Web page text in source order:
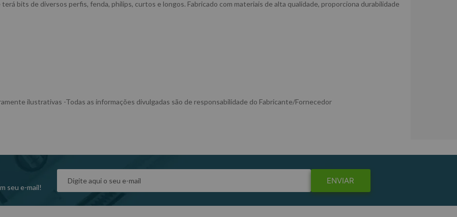
bits de diversos perfis, fenda, philips, curtos e longos. Fabricado com materiais de alta qualidade, proporciona durabilidade
ilustrativas -Todas as informações divulgadas são de responsabilidade do Fabricante/Fornecedor
seu e-mail!
ENVIAR